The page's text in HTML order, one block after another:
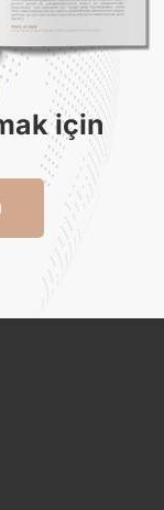
için